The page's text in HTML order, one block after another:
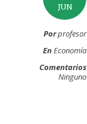
JUN
Porprofesor
EnEconomía
Comentarios
Ninguno